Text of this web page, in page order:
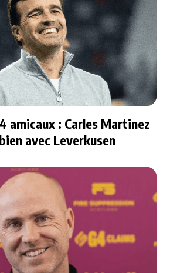
amicaux : Carles Martinez
avec Leverkusen